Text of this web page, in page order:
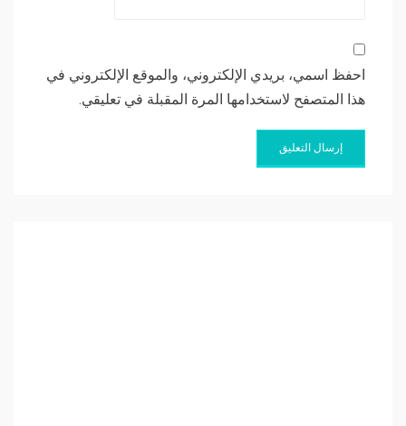
احفظ اسمي، بريدي الإلكتروني، والموقع الإلكتروني في
هذا المتصفح لاستخدامها المرة المقبلة في تعليقي.